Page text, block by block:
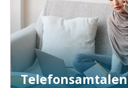
Telefonsamtalen